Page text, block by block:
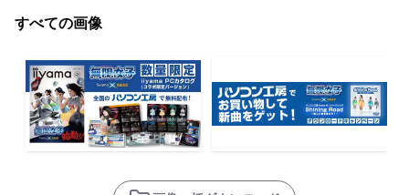
すべての画像